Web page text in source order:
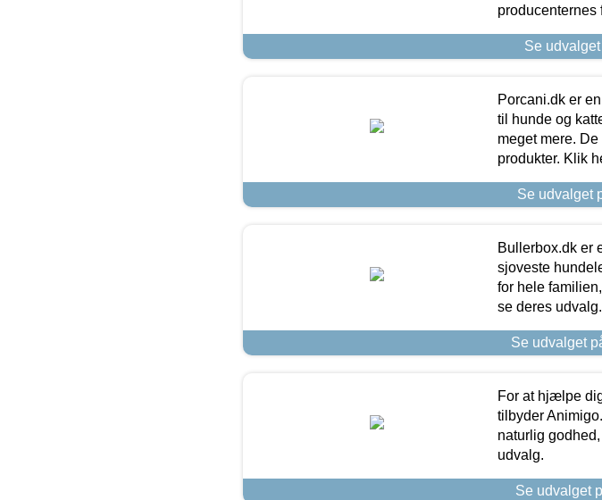
producenternes
Se
Porcani.dk er
til hunde og
meget mere.
produkter. Klik
Se udvalget
Bullerbox.dk er
sjoveste
for hele
se deres udvalg.
Se udvalget
For at hjælpe
tilbyder
naturlig
udvalg.
Se udvalget